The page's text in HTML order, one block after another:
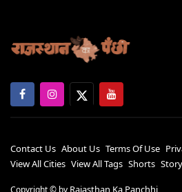
Contact Us About Us Terms Of Use
View All Cities View All Tags Shorts Story
Copyright © by Rajasthan Ka Panchhi